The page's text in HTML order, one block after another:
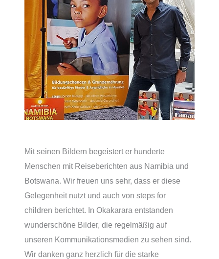
Mit seinen Bildern begeistert er hunderte
Menschen mit Reiseberichten aus Namibia und
Botswana. Wir freuen uns sehr, dass er diese
Gelegenheit nutzt und auch von steps for
children berichtet. In Okakarara entstanden
wunderschöne Bilder, die regelmäßig auf
unseren Kommunikationsmedien zu sehen sind.
Wir danken ganz herzlich für die starke